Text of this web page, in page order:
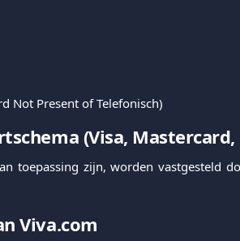
Not Present of Telefonisch)
(Visa, Mastercard,
toepassing zijn, worden vastgesteld
Viva.com